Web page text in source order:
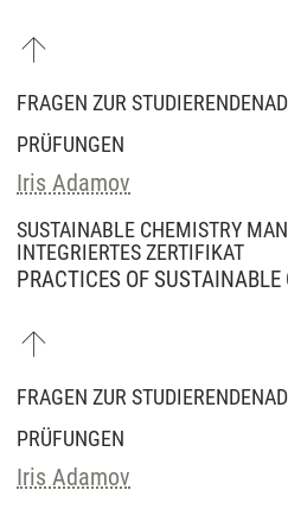
FRAGEN ZUR
PRÜFUNGEN
Iris Adamov
SUSTAINABLE CHEMISTRY
INTEGRIERTES ZERTIFIKAT
PRACTICES OF
FRAGEN ZUR
PRÜFUNGEN
Iris Adamov